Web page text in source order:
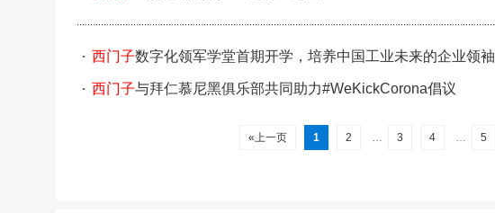
西门子数字化领军学堂首期开学，培养中国工业未来的企业领袖
西门子与拜仁慕尼黑俱乐部共同助力#WeKickCorona倡议
«上一页 1 2 … 3 4 … 5